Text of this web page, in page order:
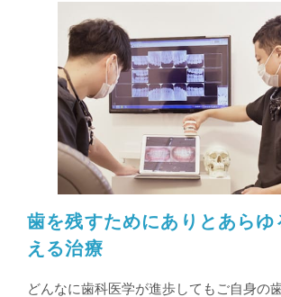
歯を残すためにありとあらゆ
える治療
どんなに歯科医学が進歩してもご自身の